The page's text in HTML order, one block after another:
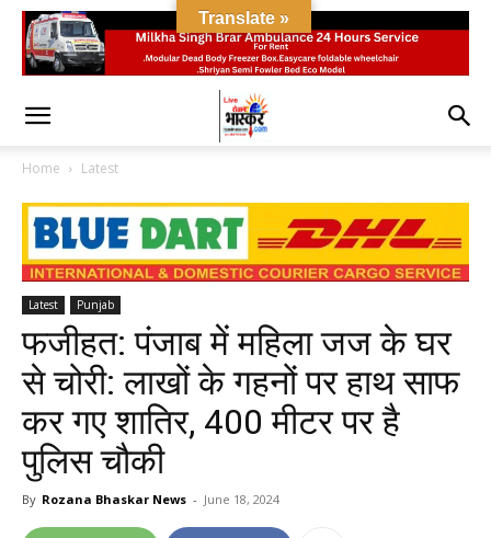
Home Latest
Latest Punjab
फजीहत: पंजाब में महिला जज के घर
से चोरी: लाखों के गहनों पर हाथ साफ
कर गए शातिर, 400 मीटर पर है
पुलिस चौकी
By Rozana Bhaskar News - June 18, 2024
Translate »